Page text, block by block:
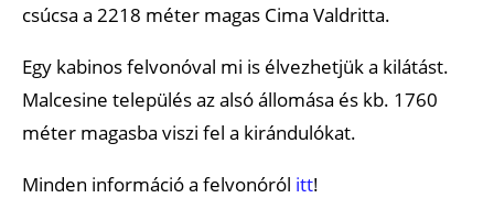
csúcsa a 2218 méter magas Cima Valdritta.
Egy kabinos felvonóval mi is élvezhetjük a kilátást.
Malcesine település az alsó állomása és kb. 1760
méter magasba viszi fel a kirándulókat.
Minden információ a felvonóról itt!